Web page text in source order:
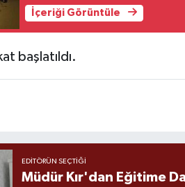
İçeriği Görüntüle
başlatıldı.
EDITÖRÜN SEÇTIĞI
Müdür Kır'dan Eğitime